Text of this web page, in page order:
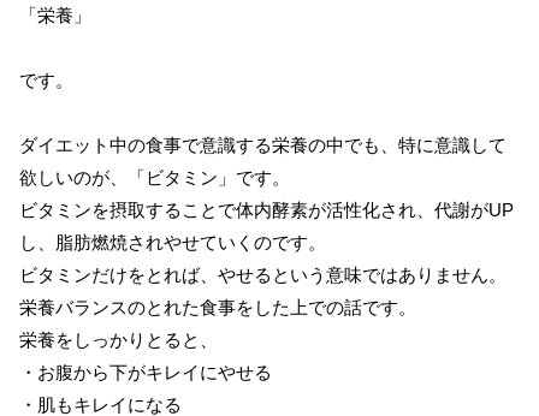
「栄養」
です。
ダイエット中の食事で意識する栄養の中でも、特に意識して
欲しいのが、「ビタミン」です。
ビタミンを摂取することで体内酵素が活性化され、代謝がUP
し、脂肪燃焼されやせていくのです。
ビタミンだけをとれば、やせるという意味ではありません。
栄養バランスのとれた食事をした上での話です。
栄養をしっかりとると、
・お腹から下がキレイにやせる
・肌もキレイになる